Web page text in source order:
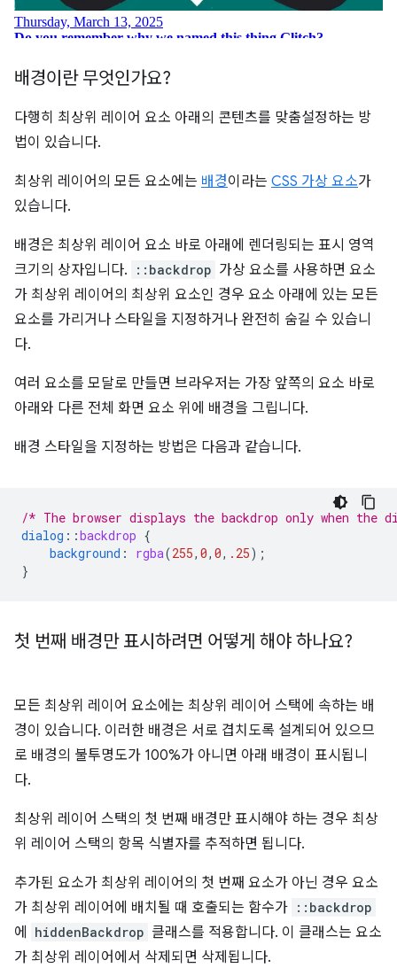
배경이란 무엇인가요?
다행히 최상위 레이어 요소 아래의 콘텐츠를 맞춤설정하는 방
법이 있습니다.
최상위 레이어의 모든 요소에는 배경이라는 CSS 가상 요소가
있습니다.
배경은 최상위 레이어 요소 바로 아래에 렌더링되는 표시 영역
크기의 상자입니다.
::backdrop 가상 요소를 사용하면 요소
가 최상위 레이어의 최상위 요소인 경우 요소 아래에 있는 모든
요소를 가리거나 스타일을 지정하거나 완전히 숨길 수 있습니
다.
여러 요소를 모달로 만들면 브라우저는 가장 앞쪽의 요소 바로
아래와 다른 전체 화면 요소 위에 배경을 그립니다.
배경 스타일을 지정하는 방법은 다음과 같습니다.
/* The browser displays the backdrop only when the
dialog ::backdrop {
background : rgba(255, 0, 0, .25);
}
첫 번째 배경만 표시하려면 어떻게 해야 하나요?
모든 최상위 레이어 요소에는 최상위 레이어 스택에 속하는 배
경이 있습니다. 이러한 배경은 서로 겹치도록 설계되어 있으므
로 배경의 불투명도가 100%가 아니면 아래 배경이 표시됩니
다.
최상위 레이어 스택의 첫 번째 배경만 표시해야 하는 경우 최상
위 레이어 스택의 항목 식별자를 추적하면 됩니다.
추가된 요소가 최상위 레이어의 첫 번째 요소가 아닌 경우 요소
가 최상위 레이어에 배치될 때 호출되는 함수가 ::backdrop
에 hiddenBackdrop 클래스를 적용합니다. 이 클래스는 요소
가 최상위 레이어에서 삭제되면 삭제됩니다.